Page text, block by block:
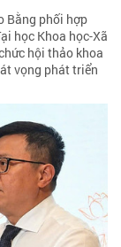
Bằng phối hợp
học Khoa học-Xã
hội thảo khoa
vọng phát triển